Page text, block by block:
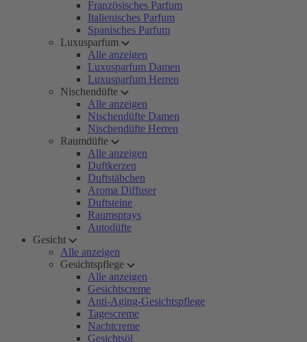
Französisches Parfum
Italienisches Parfum
Spanisches Parfum
Luxusparfum
Alle anzeigen
Luxusparfum Damen
Luxusparfum Herren
Nischendüfte
Alle anzeigen
Nischendüfte Damen
Nischendüfte Herren
Raumdüfte
Alle anzeigen
Duftkerzen
Duftstäbchen
Aroma Diffuser
Duftsteine
Raumsprays
Autodüfte
Gesicht
Alle anzeigen
Gesichtspflege
Alle anzeigen
Gesichtscreme
Anti-Aging-Gesichtspflege
Tagescreme
Nachtcreme
Gesichtsöl